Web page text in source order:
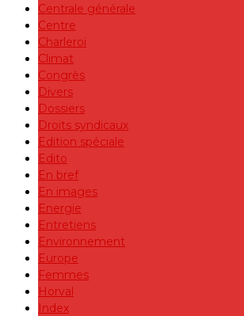
Centrale générale
Centre
Charleroi
Climat
Congrès
Divers
Dossiers
Droits syndicaux
Edition spéciale
Edito
En bref
En images
Energie
Entretiens
Environnement
Europe
Femmes
Horval
Index